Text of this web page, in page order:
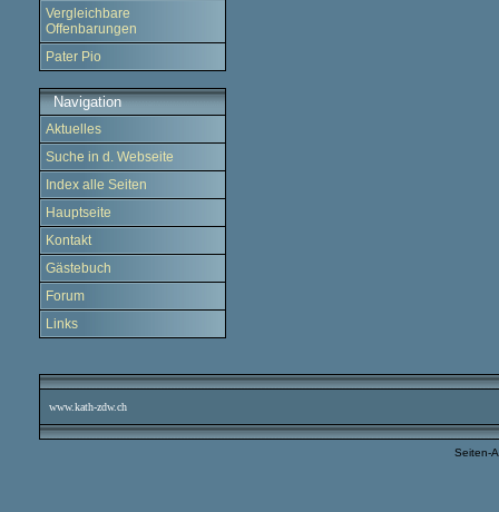
Vergleichbare
Offenbarungen
Pater Pio
Navigation
Aktuelles
Suche in d. Webseite
Index alle Seiten
Hauptseite
Kontakt
Gästebuch
Forum
Links
www.kath-zdw.ch
Seiten-